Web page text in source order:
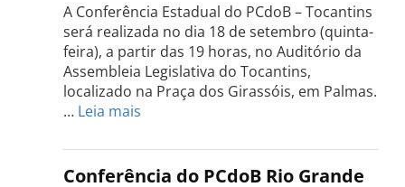
A Conferência Estadual do PCdoB – Tocantins
será realizada no dia 18 de setembro (quinta-
feira), a partir das 19 horas, no Auditório da
Assembleia Legislativa do Tocantins,
localizado na Praça dos Girassóis, em Palmas.
… Leia mais
Estadual
do
Conferência do PCdoB Rio Grande